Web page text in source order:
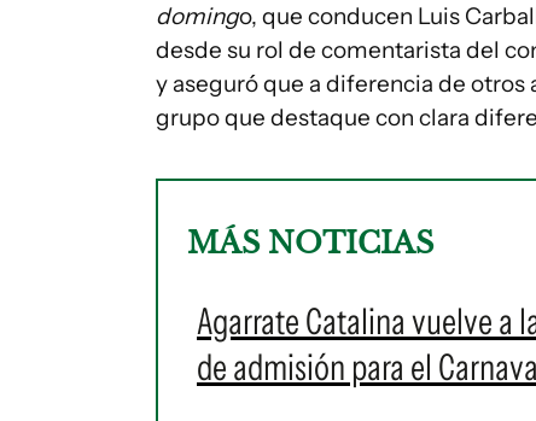
domingo, que conducen Luis
desde su rol de comentarista del
y aseguró que a diferencia de
grupo que destaque con clara
MÁS NOTICIAS
Agarrate Catalina vuelve a
de admisión para el